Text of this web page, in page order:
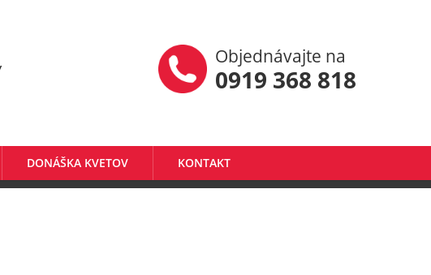
Objednávajte na
0919 368 818
DONÁŠKA KVETOV KONTAKT